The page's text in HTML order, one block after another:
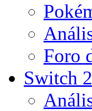
Foro
Switch 2